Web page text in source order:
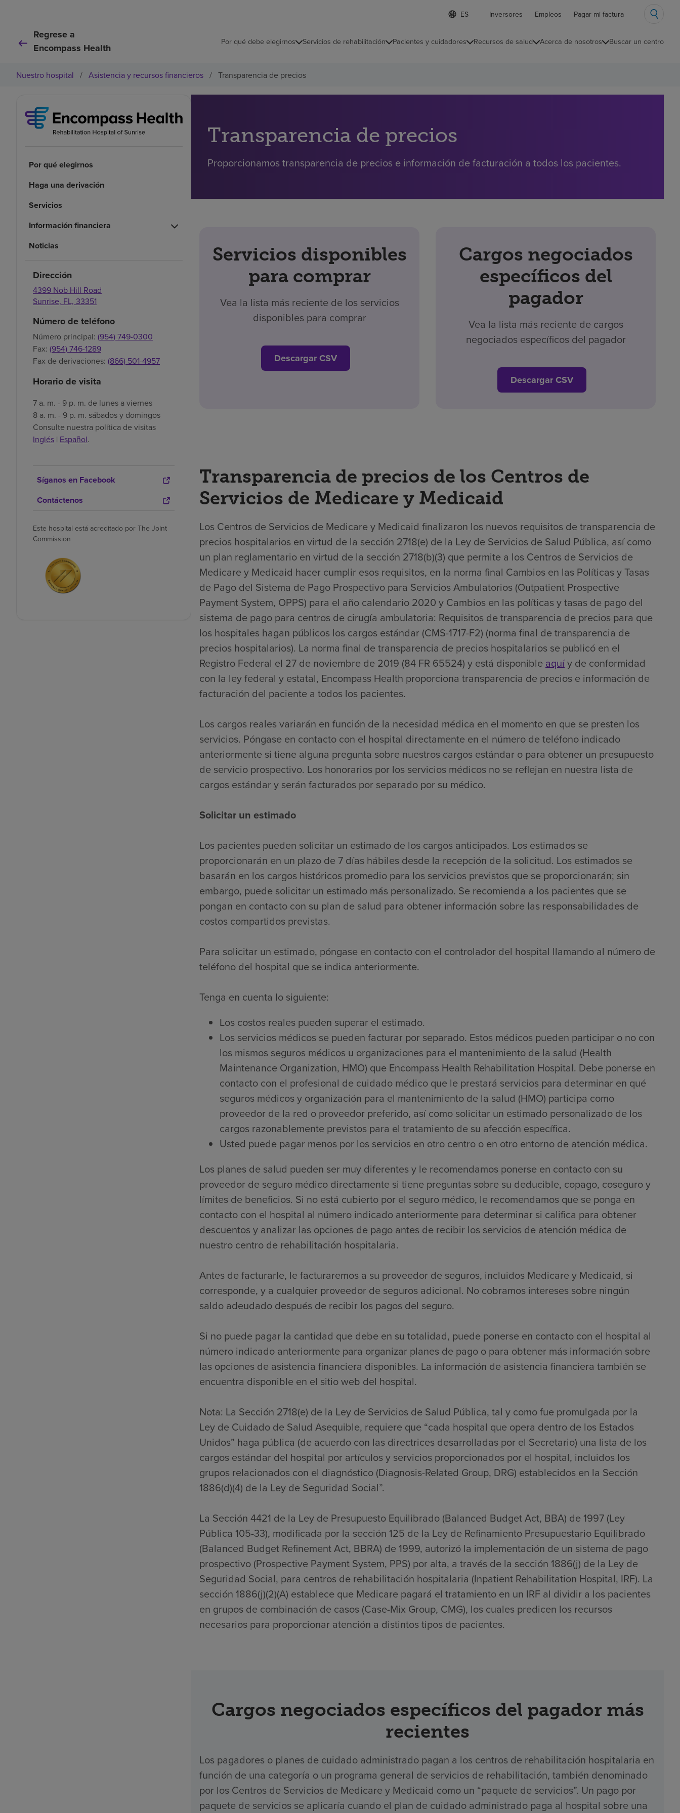
Lista
de
contraída
d
o
m
e
o
n
d
Inversores Empleos Pagar mi factura
Regrese a
Encompass Health
Por qué debe elegirnos Servicios de rehabilitación Pacientes y cuidadores Recursos de salud Acerca de nosotros Buscar un centro
Nuestro hospital / Asistencia y recursos financieros / Transparencia de precios
Por qué elegirnos
Haga una derivación
Servicios
Información financiera
Noticias
Dirección
4399 Nob Hill Road
Sunrise, FL, 33351
Número de teléfono
Número principal: (954) 749-0300
Fax: (954) 746-1289
Fax de derivaciones: (866) 501-4957
Horario de visita
7 a. m. - 9 p. m. de lunes a viernes
8 a. m. - 9 p. m. sábados y domingos
Consulte nuestra política de visitas
Inglés | Español.
Síganos en Facebook
Contáctenos
Este hospital está acreditado por The Joint
Commission
Transparencia de precios
Proporcionamos transparencia de precios e información de facturación a todos los pacientes.
Servicios disponibles
para comprar
Vea la lista más reciente de los servicios
disponibles para comprar
Descargar CSV
Cargos negociados
específicos del
pagador
Vea la lista más reciente de cargos
negociados específicos del pagador
Descargar CSV
Transparencia de precios de los Centros de
Servicios de Medicare y Medicaid
Los Centros de Servicios de Medicare y Medicaid finalizaron los nuevos requisitos de transparencia de
precios hospitalarios en virtud de la sección 2718(e) de la Ley de Servicios de Salud Pública, así como
un plan reglamentario en virtud de la sección 2718(b)(3) que permite a los Centros de Servicios de
Medicare y Medicaid hacer cumplir esos requisitos, en la norma final Cambios en las Políticas y Tasas
de Pago del Sistema de Pago Prospectivo para Servicios Ambulatorios (Outpatient Prospective
Payment System, OPPS) para el año calendario 2020 y Cambios en las políticas y tasas de pago del
sistema de pago para centros de cirugía ambulatoria: Requisitos de transparencia de precios para que
los hospitales hagan públicos los cargos estándar (CMS-1717-F2) (norma final de transparencia de
precios hospitalarios). La norma final de transparencia de precios hospitalarios se publicó en el
Registro Federal el 27 de noviembre de 2019 (84 FR 65524) y está disponible aquíy de conformidad
con la ley federal y estatal, Encompass Health proporciona transparencia de precios e información de
facturación del paciente a todos los pacientes.
Los cargos reales variarán en función de la necesidad médica en el momento en que se presten los
servicios. Póngase en contacto con el hospital directamente en el número de teléfono indicado
anteriormente si tiene alguna pregunta sobre nuestros cargos estándar o para obtener un presupuesto
de servicio prospectivo. Los honorarios por los servicios médicos no se reflejan en nuestra lista de
cargos estándar y serán facturados por separado por su médico.
Solicitar un estimado
Los pacientes pueden solicitar un estimado de los cargos anticipados. Los estimados se
proporcionarán en un plazo de 7 días hábiles desde la recepción de la solicitud. Los estimados se
basarán en los cargos históricos promedio para los servicios previstos que se proporcionarán; sin
embargo, puede solicitar un estimado más personalizado. Se recomienda a los pacientes que se
pongan en contacto con su plan de salud para obtener información sobre las responsabilidades de
costos compartidos previstas.
Para solicitar un estimado, póngase en contacto con el controlador del hospital llamando al número de
teléfono del hospital que se indica anteriormente.
Tenga en cuenta lo siguiente:
Los costos reales pueden superar el estimado.
Los servicios médicos se pueden facturar por separado. Estos médicos pueden participar o no con
los mismos seguros médicos u organizaciones para el mantenimiento de la salud (Health
Maintenance Organization, HMO) que Encompass Health Rehabilitation Hospital. Debe ponerse en
contacto con el profesional de cuidado médico que le prestará servicios para determinar en qué
seguros médicos y organización para el mantenimiento de la salud (HMO) participa como
proveedor de la red o proveedor preferido, así como solicitar un estimado personalizado de los
cargos razonablemente previstos para el tratamiento de su afección específica.
Usted puede pagar menos por los servicios en otro centro o en otro entorno de atención médica.
Los planes de salud pueden ser muy diferentes y le recomendamos ponerse en contacto con su
proveedor de seguro médico directamente si tiene preguntas sobre su deducible, copago, coseguro y
límites de beneficios. Si no está cubierto por el seguro médico, le recomendamos que se ponga en
contacto con el hospital al número indicado anteriormente para determinar si califica para obtener
descuentos y analizar las opciones de pago antes de recibir los servicios de atención médica de
nuestro centro de rehabilitación hospitalaria.
Antes de facturarle, le facturaremos a su proveedor de seguros, incluidos Medicare y Medicaid, si
corresponde, y a cualquier proveedor de seguros adicional. No cobramos intereses sobre ningún
saldo adeudado después de recibir los pagos del seguro.
Si no puede pagar la cantidad que debe en su totalidad, puede ponerse en contacto con el hospital al
número indicado anteriormente para organizar planes de pago o para obtener más información sobre
las opciones de asistencia financiera disponibles. La información de asistencia financiera también se
encuentra disponible en el sitio web del hospital.
Nota: La Sección 2718(e) de la Ley de Servicios de Salud Pública, tal y como fue promulgada por la
Ley de Cuidado de Salud Asequible, requiere que “cada hospital que opera dentro de los Estados
Unidos” haga pública (de acuerdo con las directrices desarrolladas por el Secretario) una lista de los
cargos estándar del hospital por artículos y servicios proporcionados por el hospital, incluidos los
grupos relacionados con el diagnóstico (Diagnosis-Related Group, DRG) establecidos en la Sección
1886(d)(4) de la Ley de Seguridad Social”.
La Sección 4421 de la Ley de Presupuesto Equilibrado (Balanced Budget Act, BBA) de 1997 (Ley
Pública 105-33), modificada por la sección 125 de la Ley de Refinamiento Presupuestario Equilibrado
(Balanced Budget Refinement Act, BBRA) de 1999, autorizó la implementación de un sistema de pago
prospectivo (Prospective Payment System, PPS) por alta, a través de la sección 1886(j) de la Ley de
Seguridad Social, para centros de rehabilitación hospitalaria (Inpatient Rehabilitation Hospital, IRF). La
sección 1886(j)(2)(A) establece que Medicare pagará el tratamiento en un IRF al dividir a los pacientes
en grupos de combinación de casos (Case-Mix Group, CMG), los cuales predicen los recursos
necesarios para proporcionar atención a distintos tipos de pacientes.
Cargos negociados específicos del pagador más
recientes
Los pagadores o planes de cuidado administrado pagan a los centros de rehabilitación hospitalaria en
función de una categoría o un programa general de servicios de rehabilitación, también denominado
por los Centros de Servicios de Medicare y Medicaid como un “paquete de servicios”. Un pago por
paquete de servicios se aplicaría cuando el plan de cuidado administrado paga al hospital sobre una